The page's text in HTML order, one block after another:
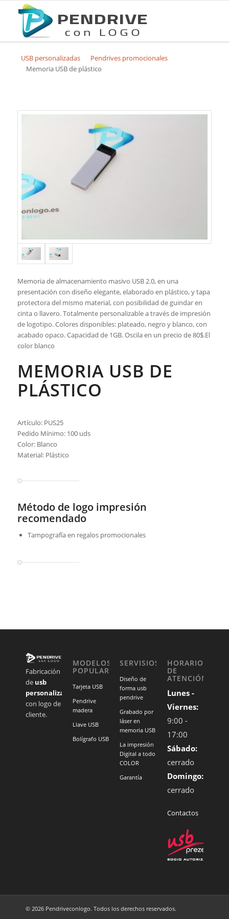
USB personalizadas
Pendrives promocionales
Memoria USB de plástico
Memoria de almacenamiento masivo USB 2.0, en una
presentación con diseño elegante, elaborado en plástico, y tapa
protectora del mismo material, con posibilidad de guindar en
cinta o llavero. Totalmente personalizable a través de impresión
de logotipo. Colores disponibles: plateado, negro y blanco, con
acabado opaco. Capacidad de 1GB. Oscila en un precio de 80$.El
color blanco
MEMORIA USB DE
PLÁSTICO
Artículo: PUS25
Pedido Mínimo: 100 uds
Color: Blanco
Material: Plástico
Método de logo impresión
recomendado
Tampografía en regalos promocionales
Fabricación
de usb
personalizados
con logo de
cliente.
MODELOS
POPULARES
Tarjeta USB
Pendrive
madera
Llave USB
Bolígrafo USB
SERVISIOS
Diseño de
forma usb
pendrive
Grabado por
láser en
memoria USB
La impresión
Digital a todo
COLOR
Garantía
HORARIO
DE
ATENCIÓN
Lunes -
Viernes:
9:00 -
17:00
Sábado:
cerrado
Domingo:
cerrado
Contactos
© 2026 Pendriveconlogo. Todos los derechos reservados.